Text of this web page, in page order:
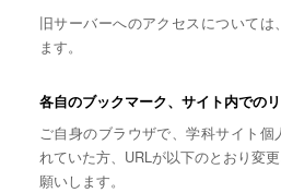
旧サーバーへのアクセスについて
ます。
各自のブックマーク、サイト内での
ご自身のブラウザで、学科サイト個
れていた方、URLが以下のとおり変
願いします。